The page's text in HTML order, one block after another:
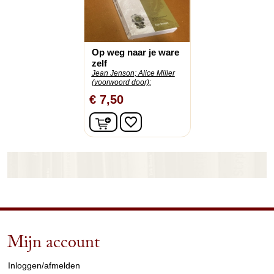
Op weg naar je ware
zelf
Jean Jenson; Alice Miller
(voorwoord door);
€ 7,50
In winkelwagen
favorite_border
Mijn account
Inloggen/afmelden